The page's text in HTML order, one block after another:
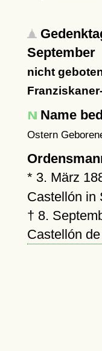
September
nicht
Name
Ostern
* 3. März
Castellón in
† 8.
Castellón